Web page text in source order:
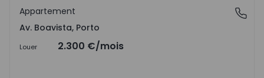
Av. Boavista, Porto
Appartement
Av. Boavista, Porto
Louer 2.300 €/mois